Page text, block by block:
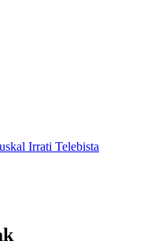
Irrati Telebista